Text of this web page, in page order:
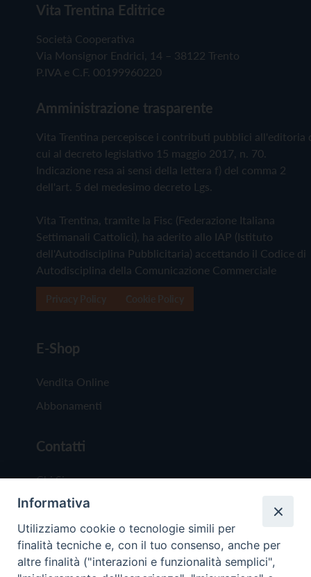
Vita Trentina Editrice
Società Cooperativa
Via Monsignor Endrici, 14 – 38122 Trento
P.IVA e C.F. 00199960220
Amministrazione trasparente
Vita Trentina percepisce i contributi pubblici all'editoria
cui al decreto legislativo 15 maggio 2017, n. 70.
Indicazione resa ai sensi della lettera f) del comma 2
dell'art. 5 del medesimo decreto Lgs.
Vita Trentina, tramite la Fisc (Federazione Italiana
Settimanali Cattolici), ha aderito allo IAP (Istituto
dell'Autodisciplina Pubblicitaria) accettando il Codice di
Autodisciplina della Comunicazione Commerciale
E-Shop
Vendita Online
Abbonamenti
Contatti
Chi Siamo
Redazione
Scrivici
Informativa
Utilizziamo cookie o tecnologie simili per
finalità tecniche e, con il tuo consenso, anche per
altre finalità ("interazioni e funzionalità semplici",